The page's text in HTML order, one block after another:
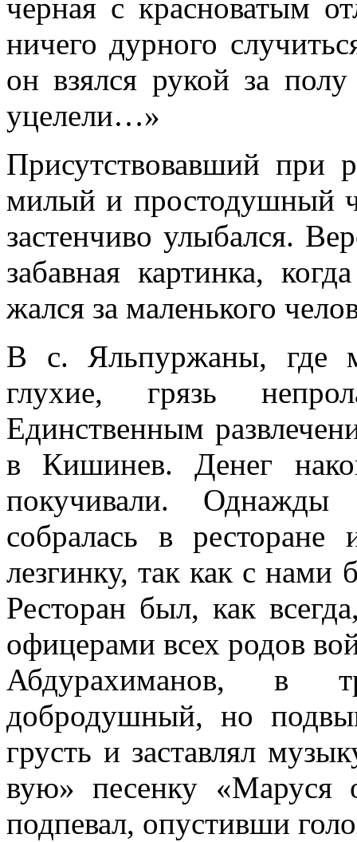
черная с красноватым
ничего дурного
он взял­ся рукой за
уцелели…»
Присутствовавший при
милый и простодушный
застенчиво улыбался.
забавная картинка,
жался за маленького
В с. Яльпуржаны, где
глухие, грязь
Единственным
в Кишинев. Денег
покучивали.
собралась в
лезгинку, так как с
Ресторан был, как
офицерами всех родов
Абдурахиманов, в
добродушный, но
грусть и за­ставлял
вую» песенку «Маруся
подпевал, опустивши